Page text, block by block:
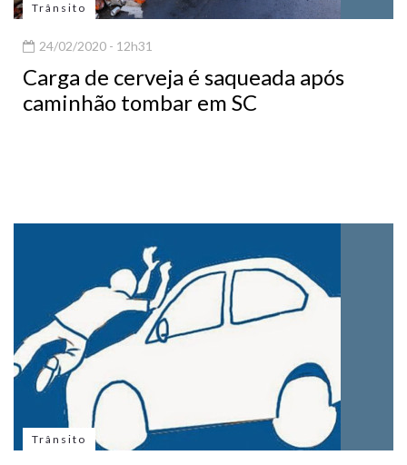
Trânsito
24/02/2020 - 12h31
Carga de cerveja é saqueada após
caminhão tombar em SC
Trânsito